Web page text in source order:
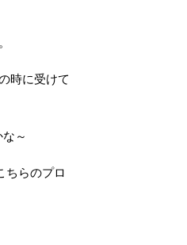
時に受けて
～
ちらのプロ